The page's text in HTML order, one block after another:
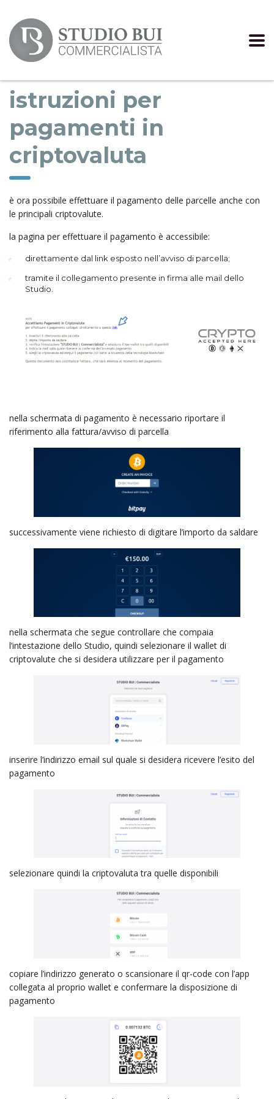
istruzioni per
pagamenti in
criptovaluta
è ora possibile effettuare il pagamento delle parcelle anche con
le principali criptovalute.
la pagina per effettuare il pagamento è accessibile:
direttamente dal link esposto nell’avviso di parcella;
tramite il collegamento presente in firma alle mail dello
Studio.
nella schermata di pagamento è necessario riportare il
riferimento alla fattura/avviso di parcella
successivamente viene richiesto di digitare l’importo da saldare
nella schermata che segue controllare che compaia
l’intestazione dello Studio, quindi selezionare il wallet di
criptovalute che si desidera utilizzare per il pagamento
inserire l’indirizzo email sul quale si desidera ricevere l’esito del
pagamento
selezionare quindi la criptovaluta tra quelle disponibili
copiare l’indirizzo generato o scansionare il qr-code con l’app
collegata al proprio wallet e confermare la disposizione di
pagamento